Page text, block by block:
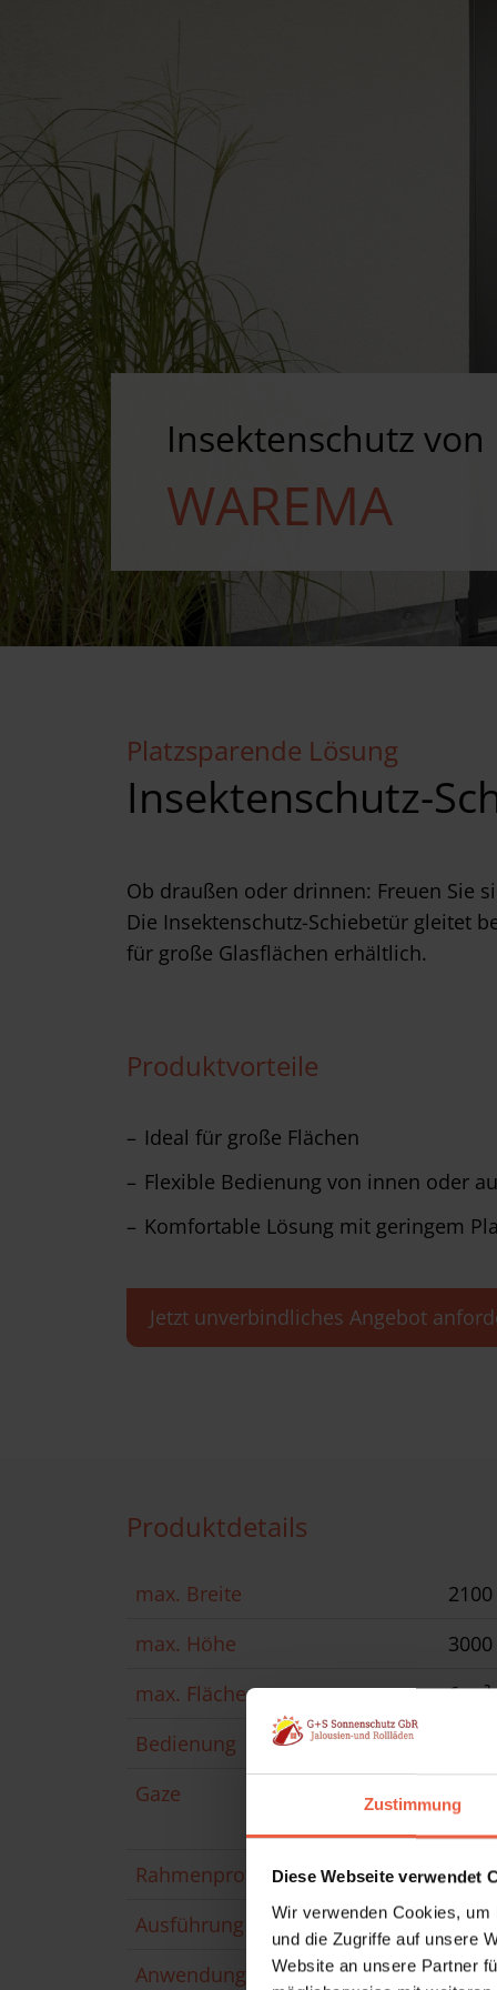
Zustimmung
Diese Webseite verwendet
Wir verwenden Cookies,
und die Zugriffe auf unsere
Website an unsere Partner
Insektenschutz von
WAREMA
Platzsparende Lösung
Insektenschutz-
Ob draußen oder drinnen: Freuen Sie
Die Insektenschutz-Schiebetür gleitet
für große Glasflächen erhältlich.
Produktvorteile
Ideal für große Flächen
Flexible Bedienung von innen oder
Komfortable Lösung mit geringem
Jetzt unverbindliches Angebot
Produktdetails
max. Breite
max. Höhe
max. Fläche
6 m²
Bedienung
Gaze
Rahmenprofil
Ausführung
ein-
Anwendungsbereich